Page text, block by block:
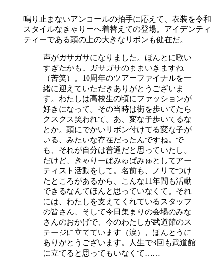
鳴り止まないアンコールの拍手に応えて、衣装を令和
スタイルなきゃりーへ着替えての登場。アイデンティ
ティーである頭の上の大きなリボンも健在だ。
声がガサガサになりました。ほんとに歌い
すぎたかも。ガサガサのままいきますね
（苦笑）。10周年のツアーファイナルを一
緒に迎えていただきありがとうございま
す。わたしは高校生の頃にファッションが
好きになって。その当時は街を歩いてたら
クスクス笑われて。あ、変な子歩いてるな
とか。頭にでかいリボン付けてる変な子が
いる、みたいな存在だったんですね。で
も、それが自分は普通だと思っていたし。
だけど、きゃりーぱみゅぱみゅとしてアー
ティスト活動をして。名前も、ノリでつけ
たところがあるから、こんな11年間も活動
できるなんてほんと思っていなくて。それ
には、わたしを支えてくれているスタッフ
の皆さん、そして今日集まりの会場のみな
さんのおかげで、今のわたしが武道館のス
テージに立てています（涙）。ほんとうに
ありがとうございます。人生で3回も武道館
に立てると思ってもいなくて……